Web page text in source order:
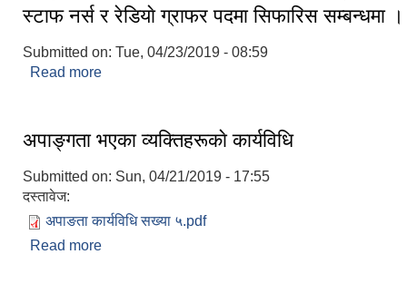
स्टाफ नर्स र रेडियाे ग्राफर पदमा सिफारिस सम्बन्धमा ।
Submitted on: Tue, 04/23/2019 - 08:59
Read more
अपाङ्गता भएका व्यक्तिहरूकाे कार्यविधि
Submitted on: Sun, 04/21/2019 - 17:55
दस्तावेज:
अपाङता कार्यविधि सख्या ५.pdf
Read more